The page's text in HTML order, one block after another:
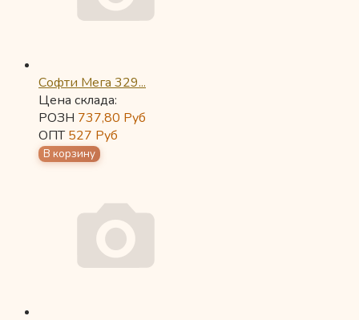
Софти Мега 329...
Цена склада:
РОЗН 737,80 Руб
ОПТ527 Руб